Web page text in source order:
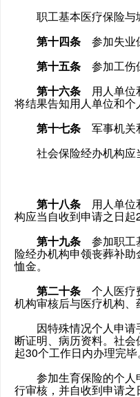
职工基本医疗保险与
第十四条 参加失业
第十五条 参加工伤
第十六条 用人单位
将结果告知用人单位和个
第十七条 军事机关
社会保险经办机构应
第十八条 用人单位
构应当自收到申请之日起
第十九条 参加职工
险经办机构申领丧葬补
恤金。
第二十条 个人医疗
机构审核后与医疗机构、
因特殊情况个人申请
断证明、病历资料。社
起30个工作日内办理完毕。
参加生育保险的个人
行审核，并自收到申请之